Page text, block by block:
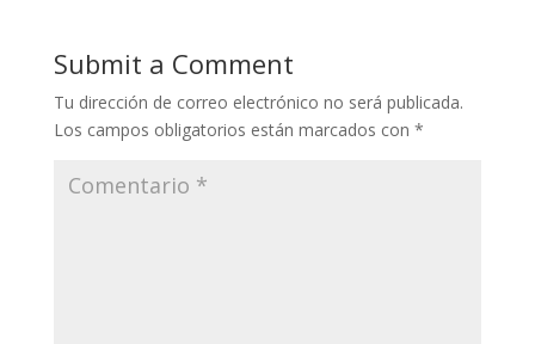
Submit a Comment
Tu dirección de correo electrónico no será publicada.
Los campos obligatorios están marcados con *